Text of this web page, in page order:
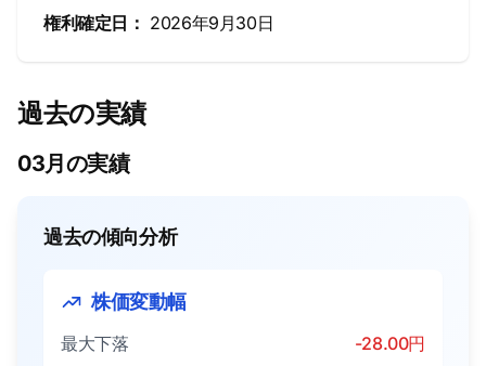
権利確定日： 2026年9月30日
過去の実績
03月の実績
過去の傾向分析
株価変動幅
最大下落
-28.00円